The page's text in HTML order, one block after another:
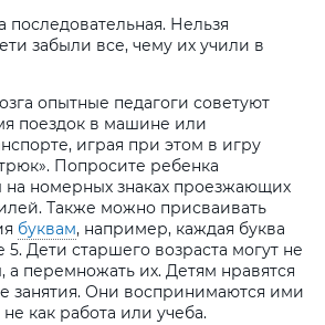
последовательная. Нельзя
забыли все, чему их учили в
опытные педагоги советуют
поездок в машине или
играя при этом в игру
Попросите ребенка
номерных знаках проезжающих
Также можно присваивать
буквам, например, каждая буква
Дети старшего возраста могут не
а перемножать их. Детям нравятся
занятия. Они воспринимаются ими
как работа или учеба.